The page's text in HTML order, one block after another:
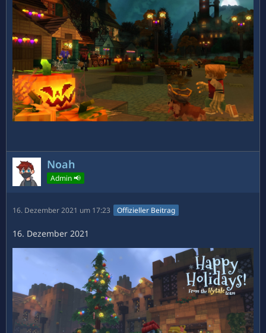
Noah
Admin 📢
16. Dezember 2021 um 17:23 Offizieller Beitrag
16. Dezember 2021